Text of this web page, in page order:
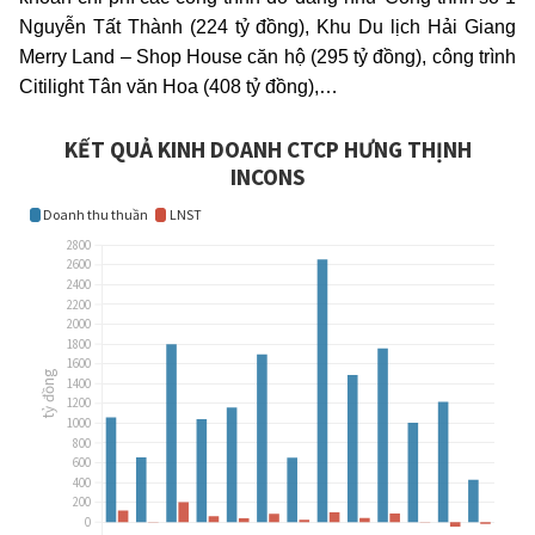
Nguyễn Tất Thành (224 tỷ đồng), Khu Du lịch Hải Giang
Merry Land – Shop House căn hộ (295 tỷ đồng), công trình
Citilight Tân văn Hoa (408 tỷ đồng),…